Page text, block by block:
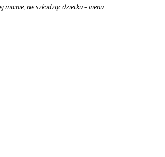
mamie, nie szkodząc dziecku – menu